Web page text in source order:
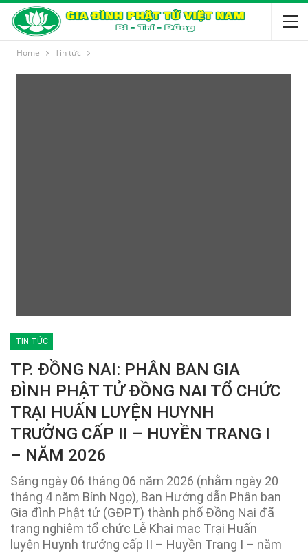
Home Tin tức
TIN TỨC
TP. ĐỒNG NAI: PHÂN BAN GIA
ĐÌNH PHẬT TỬ ĐỒNG NAI TỔ CHỨC
TRẠI HUẤN LUYỆN HUYNH
TRƯỞNG CẤP II – HUYỀN TRANG I
– NĂM 2026
Sáng ngày 06 tháng 06 năm 2026 (nhằm ngày 20
tháng 4 năm Bính Ngọ), Ban Hướng dẫn Phân ban
Gia đình Phật tử (GĐPT) thành phố Đồng Nai đã
trang nghiêm tổ chức Lễ Khai mạc Trại Huấn
luyện Huynh trưởng cấp II – Huyền Trang I – năm